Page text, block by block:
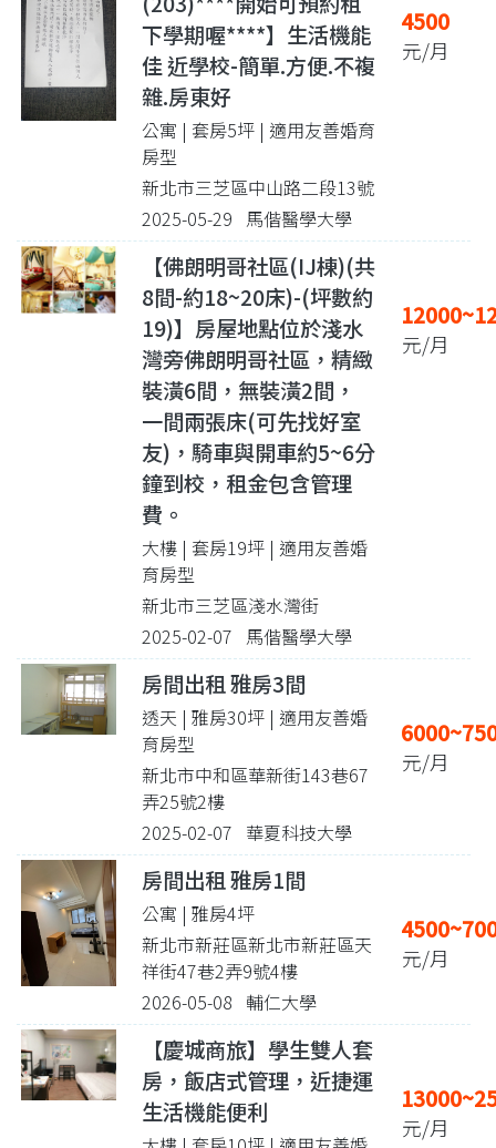
下學期喔****】生活機能
佳 近學校-簡單.方便.不複
雜.房東好
公寓 | 套房5坪 | 適用友善婚育
房型
新北市三芝區中山路二段13號
2025-05-29 馬偕醫學大學
4500
元/月
【佛朗明哥社區(IJ棟)(共
8間-約18~20床)-(坪數約
19)】房屋地點位於淺水
灣旁佛朗明哥社區，精緻
裝潢6間，無裝潢2間，
一間兩張床(可先找好室
友)，騎車與開車約5~6分
鐘到校，租金包含管理
費。
大樓 | 套房19坪 | 適用友善婚
育房型
新北市三芝區淺水灣街
2025-02-07 馬偕醫學大學
元/月
房間出租 雅房3間
透天 | 雅房30坪 | 適用友善婚
育房型
新北市中和區華新街143巷67
弄25號2樓
2025-02-07 華夏科技大學
元/月
房間出租 雅房1間
公寓 | 雅房4坪
新北市新莊區新北市新莊區天
祥街47巷2弄9號4樓
2026-05-08 輔仁大學
元/月
【慶城商旅】學生雙人套
房，飯店式管理，近捷運
生活機能便利
元/月